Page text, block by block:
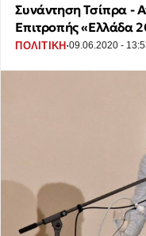
Συνάντηση Τσίπρα -
Επιτροπής «Ελλάδα
ΠΟΛΙΤΙΚΗ ·09.06.2020 -